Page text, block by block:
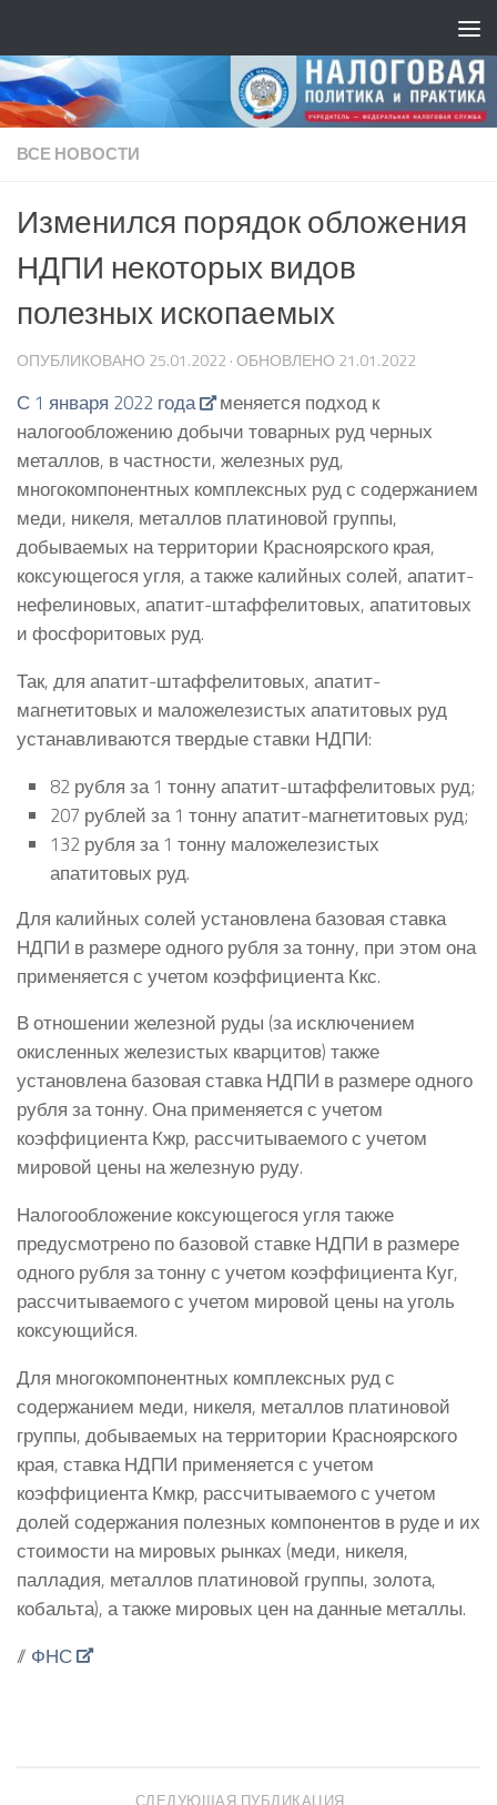
ВСЕ НОВОСТИ
Изменился порядок обложения
НДПИ некоторых видов
полезных ископаемых
ОПУБЛИКОВАНО 25.01.2022 · ОБНОВЛЕНО 21.01.2022
С 1 января 2022 года
меняется подход к
налогообложению добычи товарных руд черных
металлов, в частности, железных руд,
многокомпонентных комплексных руд с содержанием
меди, никеля, металлов платиновой группы,
добываемых на территории Красноярского края,
коксующегося угля, а также калийных солей, апатит-
нефелиновых, апатит-штаффелитовых, апатитовых
и фосфоритовых руд.
Так, для апатит-штаффелитовых, апатит-
магнетитовых и маложелезистых апатитовых руд
устанавливаются твердые ставки НДПИ:
82 рубля за 1 тонну апатит-штаффелитовых руд;
207 рублей за 1 тонну апатит-магнетитовых руд;
132 рубля за 1 тонну маложелезистых
апатитовых руд.
Для калийных солей установлена базовая ставка
НДПИ в размере одного рубля за тонну, при этом она
применяется с учетом коэффициента Ккс.
В отношении железной руды (за исключением
окисленных железистых кварцитов) также
установлена базовая ставка НДПИ в размере одного
рубля за тонну. Она применяется с учетом
коэффициента Кжр, рассчитываемого с учетом
мировой цены на железную руду.
Налогообложение коксующегося угля также
предусмотрено по базовой ставке НДПИ в размере
одного рубля за тонну с учетом коэффициента Куг,
рассчитываемого с учетом мировой цены на уголь
коксующийся.
Для многокомпонентных комплексных руд с
содержанием меди, никеля, металлов платиновой
группы, добываемых на территории Красноярского
края, ставка НДПИ применяется с учетом
коэффициента Кмкр, рассчитываемого с учетом
долей содержания полезных компонентов в руде и их
стоимости на мировых рынках (меди, никеля,
палладия, металлов платиновой группы, золота,
кобальта), а также мировых цен на данные металлы.
// ФНС